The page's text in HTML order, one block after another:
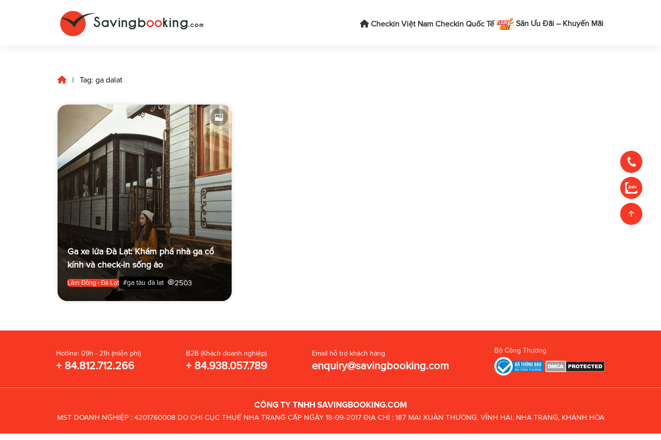
Checkin Việt Nam Checkin Quốc Tế Săn Ưu Đãi – Khuyến Mãi
| Tag: ga dalat
Ga xe lửa Đà Lạt: Khám phá nhà ga cổ
kính và check-in sống ảo
Lâm Đồng - Đà Lạt #ga tàu đà lạt 2503
Hotline: 09h - 21h (miễn phí)
+ 84.812.712.266
B2B (Khách doanh nghiệp)
+ 84.938.057.789
Email hỗ trợ khách hàng
enquiry@savingbooking.com
Bộ Công Thương
CÔNG TY TNHH SAVINGBOOKING.COM
MST DOANH NGHIỆP : 4201760008 DO CHI CỤC THUẾ NHA TRANG CẤP NGÀY 18-09-2017 ĐỊA CHỈ : 187 MAI XUÂN THƯỞNG, VĨNH HẢI, NHA TRANG, KHÁNH HÒA